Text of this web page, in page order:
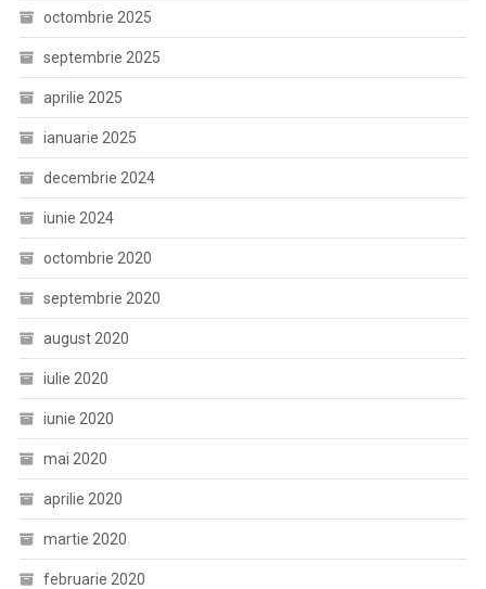
octombrie 2025
septembrie 2025
aprilie 2025
ianuarie 2025
decembrie 2024
iunie 2024
octombrie 2020
septembrie 2020
august 2020
iulie 2020
iunie 2020
mai 2020
aprilie 2020
martie 2020
februarie 2020